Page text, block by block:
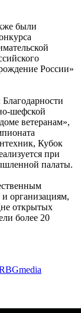
были
России»
шефской
ветеранам»,
Кубок
при
палаты.
организациям,
открытых
более 20